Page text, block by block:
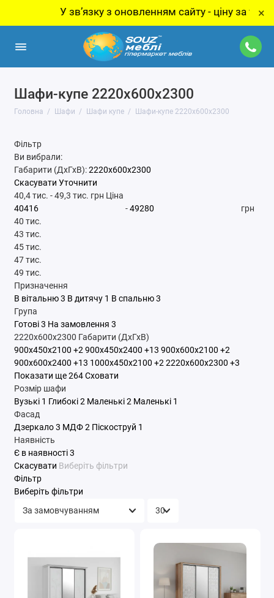
У звʼязку з оновленням сайту - ціну за товар ×
Шафи-купе 2220x600x2300
Головна Шафи Шафи купе Шафи-купе 2220x600x2300
Фільтр
Ви вибрали:
Габарити (ДхГхВ): 2220x600x2300
Скасувати Уточнити
40,4 тис. -49,3 тис. грн Ціна
-
грн
40 тис.
43 тис.
45 тис.
47 тис.
49 тис.
Призначення
В вітальню 3 В дитячу 1 В спальню 3
Група
Готові 3 На замовлення 3
2220x600x2300 Габарити (ДхГхВ)
900x450x2100 +2 900x450x2400 +13 900x600x2100 +2
900x600x2400 +13 1000x450x2100 +2 2220x600x2300 +3
Показати ще 264Сховати
Розмір шафи
Вузькі 1 Глибокі 2 Маленькі 2 Маленькі 1
Фасад
Дзеркало 3 МДФ 2 Піскоструй 1
Наявність
Є в наявності 3
Скасувати Виберіть фільтри
Фільтр
Виберіть фільтри